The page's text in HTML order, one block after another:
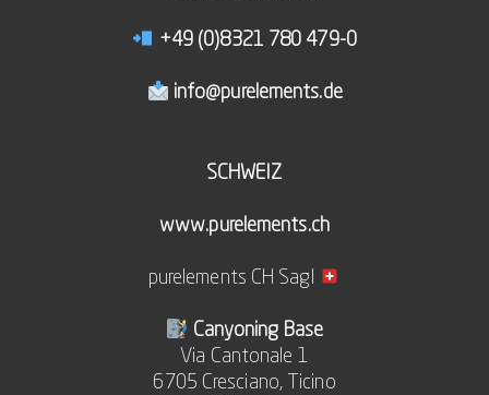
+49 (0)8321 780 479-0
info@purelements.de
SCHWEIZ
www.purelements.ch
purelements CH Sagl
Canyoning Base
Via Cantonale 1
6705 Cresciano, Ticino